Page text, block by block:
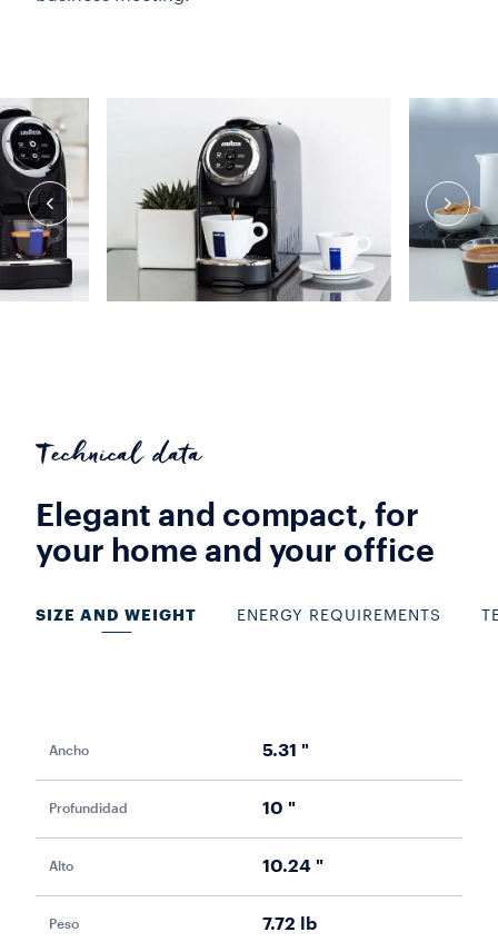
Technical data
Elegant and compact, for
your home and your office
SIZE AND WEIGHT ENERGY REQUIREMENTS
Ancho 5.31 "
Profundidad 10 "
Alto 10.24 "
Peso 7.72 lb